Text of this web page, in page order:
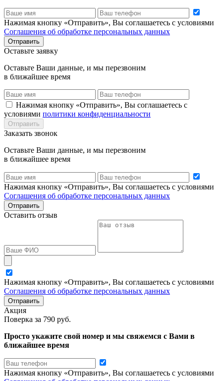
Нажимая кнопку «Отправить», Вы соглашаетесь с условиями
Соглашения об обработке персональных данных
Отправить
Оставьте заявку
Оставьте Ваши данные, и мы перезвоним
в ближайшее время
Нажимая кнопку «Отправить», Вы соглашаетесь с
условиями политики конфиденциальности
Отправить
Заказать звонок
Оставьте Ваши данные, и мы перезвоним
в ближайшее время
Нажимая кнопку «Отправить», Вы соглашаетесь с условиями
Соглашения об обработке персональных данных
Отправить
Оставить отзыв
Нажимая кнопку «Отправить», Вы соглашаетесь с условиями
Соглашения об обработке персональных данных
Отправить
Акция
Поверка за 790 руб.
Просто укажите свой номер и мы свяжемся с Вами в
ближайшее время
Нажимая кнопку «Отправить», Вы соглашаетесь с условиями